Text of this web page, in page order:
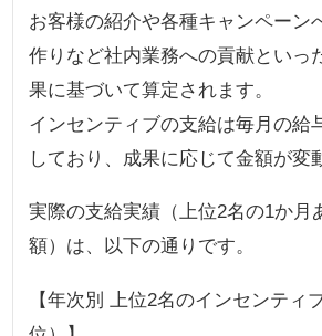
お客様の紹介や各種キャンペーン
作りなど社内業務への貢献といっ
果に基づいて算定されます。
インセンティブの支給は毎月の給
しており、成果に応じて金額が変
実際の支給実績（上位2名の1か月
額）は、以下の通りです。
【年次別 上位2名のインセンティ